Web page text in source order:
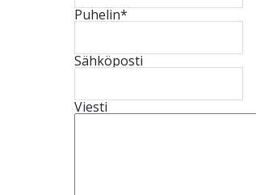
Puhelin*
Sähköposti
Viesti